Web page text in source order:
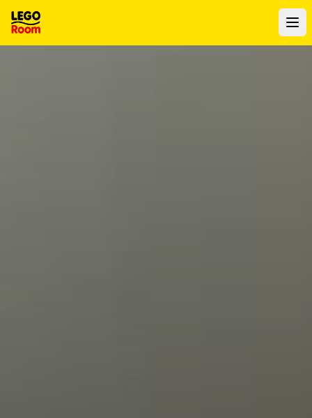
Ir al contenido principal